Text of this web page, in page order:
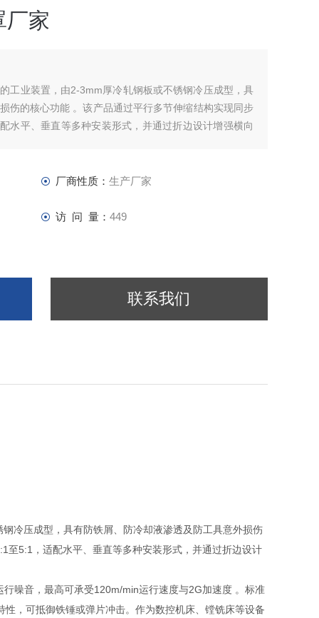
厂家
工业装置，由2-3mm厚冷轧钢板或不锈钢冷压成型，具
伤的核心功能 。该产品通过平行多节伸缩结构实现同步
水平、垂直等多种安装形式，并通过折边设计增强横向
厂商性质： 生产厂家
访 问 量： 449
联系我们
冷压成型，具有防铁屑、防冷却液渗透及防工具意外损伤
至5:1，适配水平、垂直等多种安装形式，并通过折边设计
噪音，最高可承受120m/min运行速度与2G加速度 。标准
，可抵御铁锤或弹片冲击。作为数控机床、镗铣床等设备